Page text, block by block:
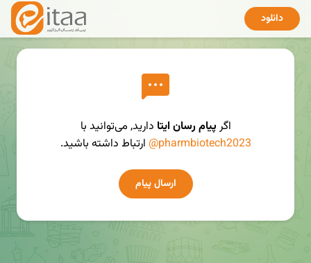
دانلود
اگر پیام رسان ایتا دارید, می‌توانید با
@pharmbiotech2023 ارتباط داشته باشید.
ارسال پیام